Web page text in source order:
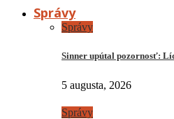
Správy
Správy
Sinner upútal pozornosť:
5 augusta, 2026
Správy